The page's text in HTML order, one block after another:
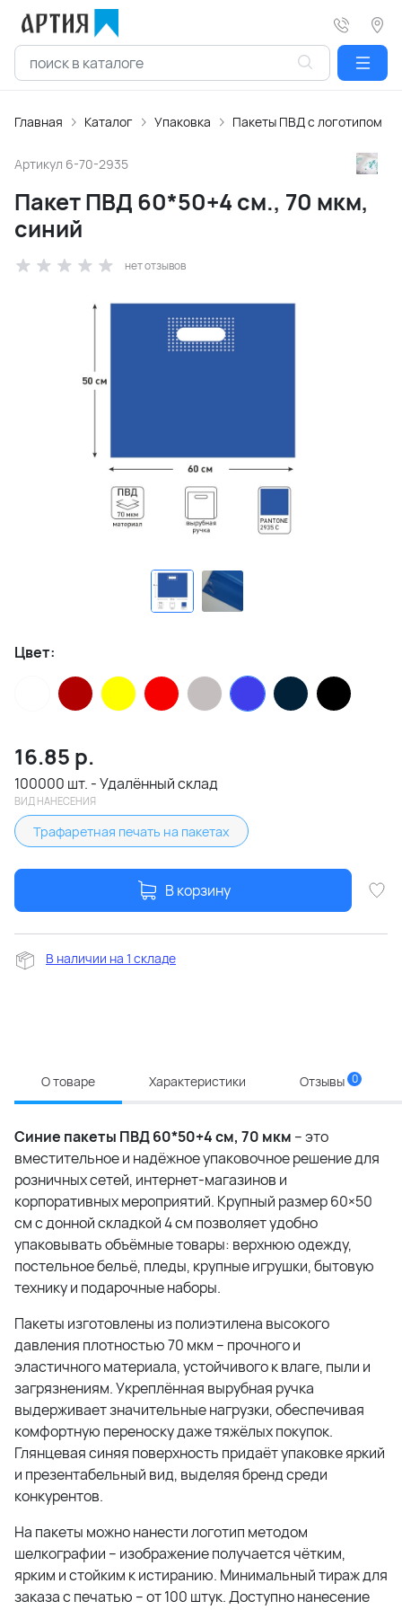
Главная Каталог Упаковка Пакеты ПВД с логотипом
Артикул 6-70-2935
Пакет ПВД 60*50+4 см., 70 мкм,
синий
нет отзывов
Цвет:
16.85 р.
100000 шт. - Удалённый склад
ВИД НАНЕСЕНИЯ
Трафаретная печать на пакетах
В корзину
В наличии на 1 складе
О товаре Характеристики Отзывы 0
Синие пакеты ПВД 60*50+4 см, 70 мкм – это
вместительное и надёжное упаковочное решение для
розничных сетей, интернет-магазинов и
корпоративных мероприятий. Крупный размер 60×50
см с донной складкой 4 см позволяет удобно
упаковывать объёмные товары: верхнюю одежду,
постельное бельё, пледы, крупные игрушки, бытовую
технику и подарочные наборы.
Пакеты изготовлены из полиэтилена высокого
давления плотностью 70 мкм – прочного и
эластичного материала, устойчивого к влаге, пыли и
загрязнениям. Укреплённая вырубная ручка
выдерживает значительные нагрузки, обеспечивая
комфортную переноску даже тяжёлых покупок.
Глянцевая синяя поверхность придаёт упаковке яркий
и презентабельный вид, выделяя бренд среди
конкурентов.
На пакеты можно нанести логотип методом
шелкографии – изображение получается чётким,
ярким и стойким к истиранию. Минимальный тираж для
заказа с печатью – от 100 штук. Доступно нанесение